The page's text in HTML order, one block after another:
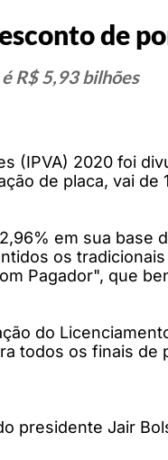
de
R$ 5,93 bilhões
(IPVA) 2020 foi
de placa, vai de
em sua base
os
Pagador", que
do
todos os finais de
presidente Jair